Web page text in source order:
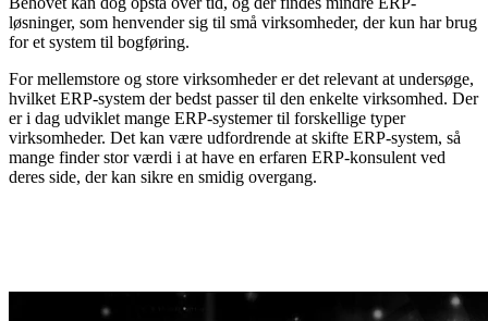
løsninger, som henvender sig til små virksomheder, der kun har brug
for et system til bogføring.
For mellemstore og store virksomheder er det relevant at undersøge,
hvilket ERP-system der bedst passertil den enkelte virksomhed. Der
er i dag udviklet mange ERP-systemertil forskellige typer
virksomheder. Det kan være udfordrende at skifte ERP-system, så
mange finder stor værdi i at have en erfaren ERP-konsulent ved
deres side, der kan sikre en smidig overgang.